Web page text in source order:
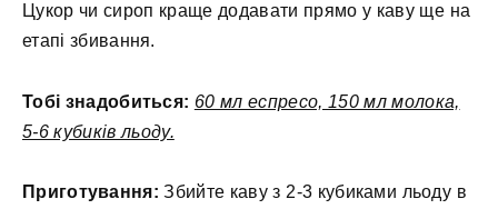
Цукор чи сироп краще додавати прямо у каву ще на
етапі збивання.
Тобі знадобиться: 60 мл еспресо, 150 мл молока,
5-6 кубиків льоду.
Приготування: Збийте каву з 2-3 кубиками льоду в